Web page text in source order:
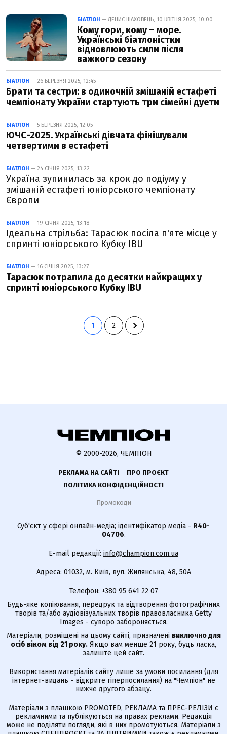
БІАТЛОН — ДЕНИС ШАХОВЕЦЬ, 10 КВІТНЯ 2025, 10:00
Кому гори, кому – море.
Українські біатлоністки
відновлюють сили після
важкого сезону
БІАТЛОН — 26 БЕРЕЗНЯ 2025, 12:45
Брати та сестри: в одиночній змішаній естафеті
чемпіонату України стартують три сімейні дуети
БІАТЛОН — 5 БЕРЕЗНЯ 2025, 12:05
ЮЧС-2025. Українські дівчата фінішували
четвертими в естафеті
БІАТЛОН — 24 СІЧНЯ 2025, 13:22
Україна зупинилась за крок до подіуму у
змішаній естафеті юніорського чемпіонату
Європи
БІАТЛОН — 19 СІЧНЯ 2025, 13:18
Ідеальна стрільба: Тарасюк посіла п'яте місце у
спринті юніорського Кубку IBU
БІАТЛОН — 16 СІЧНЯ 2025, 13:27
Тарасюк потрапила до десятки найкращих у
спринті юніорського Кубку IBU
1 2
© 2000-2026, ЧЕМПІОН
РЕКЛАМА НА САЙТІ
ПРО ПРОЄКТ
ПОЛІТИКА КОНФІДЕНЦІЙНОСТІ
Промокоди
Суб'єкт у сфері онлайн-медіа; ідентифікатор медіа - R40-
04706.
E-mail редакції: info@champion.com.ua
Адреса: 01032, м. Київ, вул. Жилянська, 48, 50А
Телефон: +380 95 641 22 07
Будь-яке копіювання, передрук та відтворення фотографічних
творів та/або аудіовізуальних творів правовласника Getty
Images - суворо забороняється.
Матеріали, розміщені на цьому сайті, призначені виключно для
осіб віком від 21 року. Якщо вам менше 21 року, будь ласка,
залиште цей сайт.
Використання матеріалів сайту лише за умови посилання (для
інтернет-видань - відкрите гіперпосилання) на "Чемпіон" не
нижче другого абзацу.
Матеріали з плашкою PROMOTED, РЕКЛАМА та ПРЕС-РЕЛІЗИ є
рекламними та публікуються на правах реклами. Редакція
може не поділяти погляди, які в них промотуються. Матеріали з